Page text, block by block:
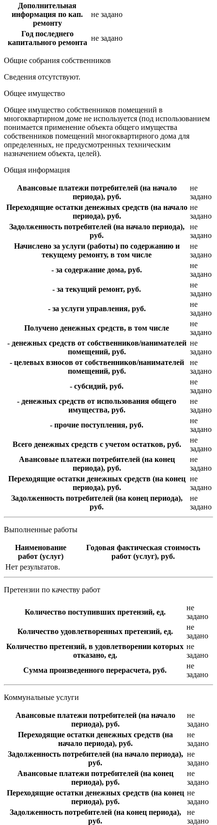
Дополнительная
информация по кап.
ремонту
не задано
Год последнего
капитального ремонта
не задано
Общие собрания собственников
Сведения отсутствуют.
Общее имущество
Общее имущество собственников помещений в
многоквартирном доме не используется (под использованием
понимается применение объекта общего имущества
собственников помещений многоквартирного дома для
определенных, не предусмотренных техническим
назначением объекта, целей).
Общая информация
Авансовые платежи потребителей (на начало
периода), руб.
не
задано
Переходящие остатки денежных средств (на начало
периода), руб.
не
задано
Задолженность потребителей (на начало периода),
руб.
не
задано
Начислено за услуги (работы) по содержанию и
текущему ремонту, в том числе
не
задано
- за содержание дома, руб.
не
задано
- за текущий ремонт, руб.
не
задано
- за услуги управления, руб.
не
задано
Получено денежных средств, в том числе
не
задано
- денежных средств от собственников/нанимателей
помещений, руб.
не
задано
- целевых взносов от собственников/нанимателей
помещений, руб.
не
задано
- субсидий, руб.
не
задано
- денежных средств от использования общего
имущества, руб.
не
задано
- прочие поступления, руб.
не
задано
Всего денежных средств с учетом остатков, руб.
не
задано
Авансовые платежи потребителей (на конец
периода), руб.
не
задано
Переходящие остатки денежных средств (на конец
периода), руб.
не
задано
Задолженность потребителей (на конец периода),
руб.
не
задано
Выполненные работы
Наименование
работ (услуг)
Годовая фактическая стоимость
работ (услуг), руб.
Нет результатов.
Претензии по качеству работ
Количество поступивших претензий, ед.
не
задано
Количество удовлетворенных претензий, ед.
не
задано
Количество претензий, в удовлетворении которых
отказано, ед.
не
задано
Сумма произведенного перерасчета, руб.
не
задано
Коммунальные услуги
Авансовые платежи потребителей (на начало
периода), руб.
не
задано
Переходящие остатки денежных средств (на
начало периода), руб.
не
задано
Задолженность потребителей (на начало периода),
руб.
не
задано
Авансовые платежи потребителей (на конец
периода), руб.
не
задано
Переходящие остатки денежных средств (на конец
периода), руб.
не
задано
Задолженность потребителей (на конец периода),
руб.
не
задано